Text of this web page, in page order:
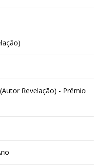
Revelação) - Prêmio